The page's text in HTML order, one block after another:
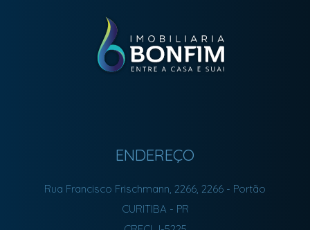
ENDEREÇO
Rua Francisco Frischmann, 2266, 2266 - Portão
CURITIBA - PR